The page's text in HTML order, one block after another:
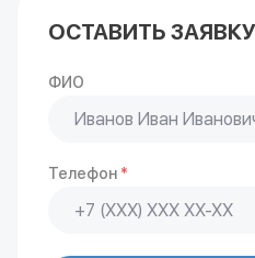
ОСТАВИТЬ ЗАЯВКУ
ФИО
Телефон *